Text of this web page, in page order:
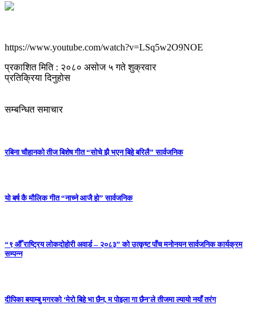
https://www.youtube.com/watch?v=LSq5w2O9NOE
प्रकाशित मिति : २०८० असोज ५ गते शुक्रवार
प्रतिक्रिया दिनुहोस
सम्बन्धित समाचार
रबिना चौहानको तीज बिशेष गीत “सोचे झै भएन बिहे बरिलै” सार्वजनिक
यो बर्ष कै मौलिक गीत “नाच्ने आजै हो” सार्वजनिक
“९ औँ राष्ट्रिय लोकदोहोरी अवार्ड – २०८३” को उत्कृष्ट पाँच मनोनयन सार्वजनिक कार्यक्रम
सम्पन्न
दीपिका बयाम्बु मगरको ‘मेरो बिहे भा छैन, म पोइला गा छैन’ले तीजमा ल्यायो नयाँ तरंग